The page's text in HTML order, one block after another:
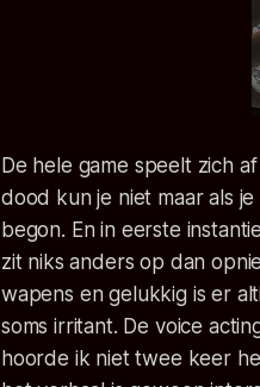
De hele game speelt zich
dood kun je niet maar als
begon. En in eerste
zit niks anders op dan
wapens en gelukkig is er
soms irritant. De voice
hoorde ik niet twee keer